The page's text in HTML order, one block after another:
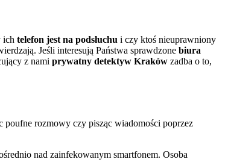
ich telefon jest na podsłuchu i czy ktoś nieuprawniony
Jeśli interesują Państwa sprawdzone biura
z nami prywatny detektyw Kraków zadba o to,
poufne rozmowy czy pisząc wiadomości poprzez
nad zainfekowanym smartfonem. Osoba